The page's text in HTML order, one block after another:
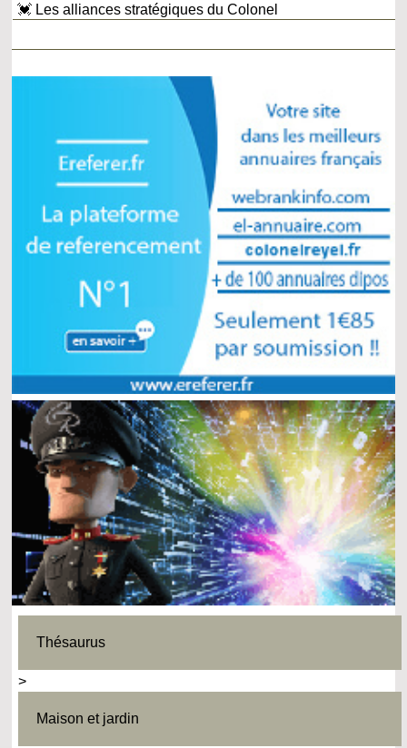
💓 Les alliances stratégiques du Colonel
Thésaurus
>
Maison et jardin